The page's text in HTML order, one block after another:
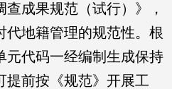
成果规范（试行）》，
地籍管理的规范性。根
元代码一经编制生成保持
提前按《规范》开展工